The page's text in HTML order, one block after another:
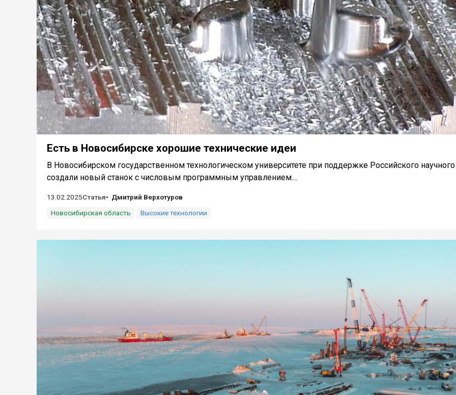
Есть в Новосибирске хорошие технические идеи
В Новосибирском государственном технологическом университете при поддержке Российского
создали новый станок с числовым программным управлением....
13.02.2025Статья
Дмитрий Верхотуров
Новосибирская область
Высокие технологии